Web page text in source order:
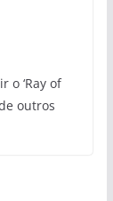
o ‘Ray of
outros